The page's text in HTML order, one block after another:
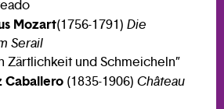
Mozart(1756-1791) Die
Serail
Zärtlichkeit und Schmeicheln”
Caballero (1835-1906) Château